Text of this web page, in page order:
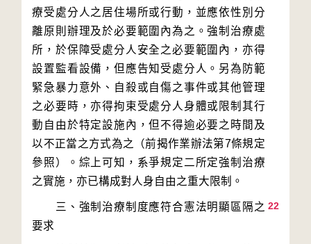
療受處分人之居住場所或行動，並應依性別分
離原則辦理及於必要範圍內為之。強制治療處
所，於保障受處分人安全之必要範圍內，亦得
設置監看設備，但應告知受處分人。另為防範
緊急暴力意外、自殺或自傷之事件或其他管理
之必要時，亦得拘束受處分人身體或限制其行
動自由於特定設施內，但不得逾必要之時間及
以不正當之方式為之（前揭作業辦法第7條規定
參照）。綜上可知，系爭規定二所定強制治療
22
三、強制治療制度應符合憲法明顯區隔之